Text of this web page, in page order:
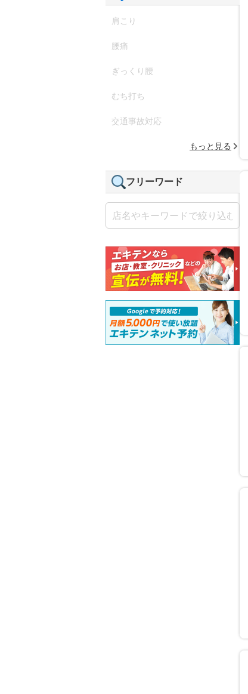
肩こり
腰痛
ぎっくり腰
むち打ち
交通事故対応
もっと見る
フリーワード